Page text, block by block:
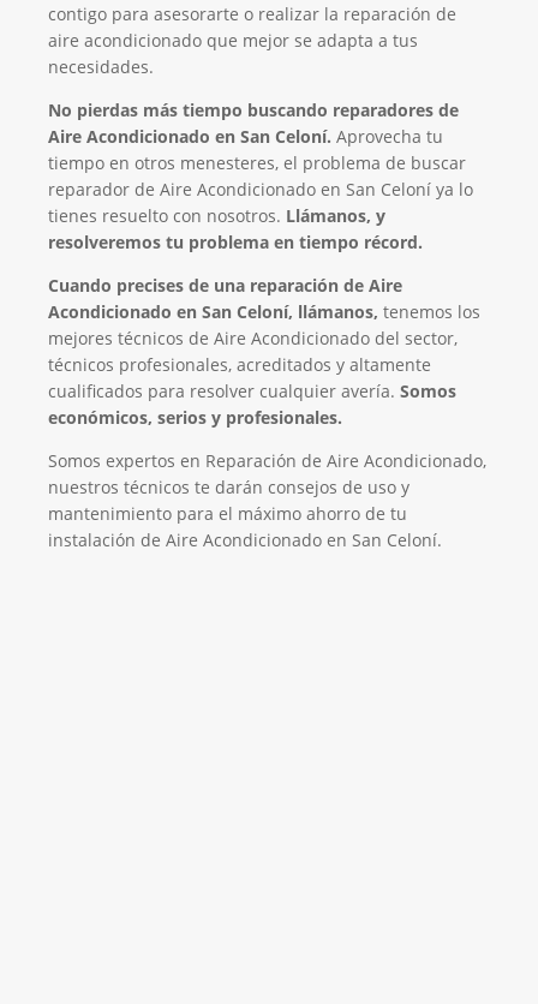
contigo para asesorarte o realizar la reparación de
aire acondicionado que mejor se adapta a tus
necesidades.
No pierdas más tiempo buscando reparadores de
Aire Acondicionado en San Celoní. Aprovecha tu
tiempo en otros menesteres, el problema de buscar
reparador de Aire Acondicionado en San Celoní ya lo
tienes resuelto con nosotros. Llámanos, y
resolveremos tu problema en tiempo récord.
Cuando precises de una reparación de Aire
Acondicionado en San Celoní, llámanos, tenemos los
mejores técnicos de Aire Acondicionado del sector,
técnicos profesionales, acreditados y altamente
cualificados para resolver cualquier avería. Somos
económicos, serios y profesionales.
Somos expertos en Reparación de Aire Acondicionado,
nuestros técnicos te darán consejos de uso y
mantenimiento para el máximo ahorro de tu
instalación de Aire Acondicionado en San Celoní.